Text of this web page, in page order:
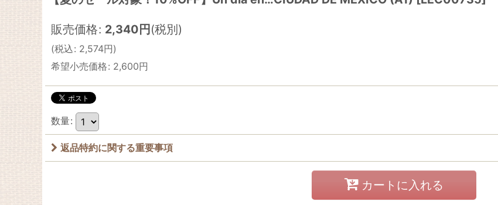
販売価格: 2,340 円 (税別)
(税込: 2,574円)
希望小売価格: 2,600円
数量:
返品特約に関する重要事項
カートに入れる